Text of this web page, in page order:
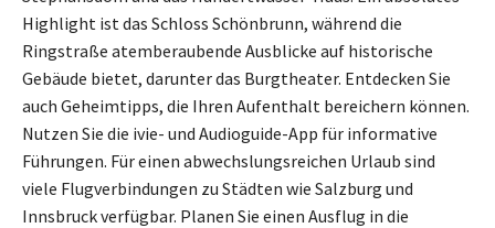
Highlight ist das Schloss Schönbrunn, während die
Ringstraße atemberaubende Ausblicke auf historische
Gebäude bietet, darunter das Burgtheater. Entdecken Sie
auch Geheimtipps, die Ihren Aufenthalt bereichern können.
Nutzen Sie die ivie- und Audioguide-App für informative
Führungen. Für einen abwechslungsreichen Urlaub sind
viele Flugverbindungen zu Städten wie Salzburg und
Innsbruck verfügbar. Planen Sie einen Ausflug in die